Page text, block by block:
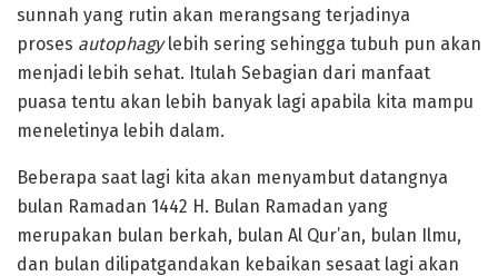
sunnah yang rutin akan merangsang terjadinya
proses autophagylebih sering sehingga tubuh pun akan
menjadi lebih sehat. Itulah Sebagian dari manfaat
puasa tentu akan lebih banyak lagi apabila kita mampu
meneletinya lebih dalam.
Beberapa saat lagi kita akan menyambut datangnya
bulan Ramadan 1442 H. Bulan Ramadan yang
merupakan bulan berkah, bulan Al Qur’an, bulan Ilmu,
dan bulan dilipatgandakan kebaikan sesaat lagi akan